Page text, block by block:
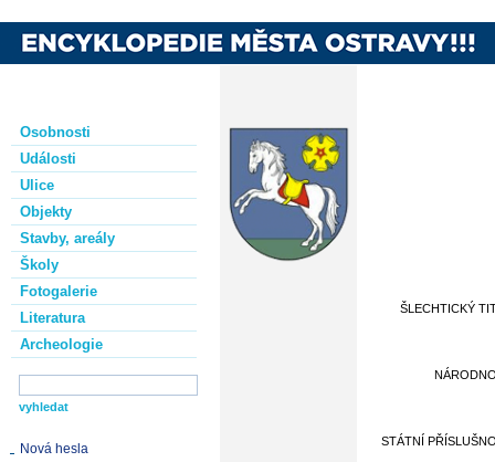
Osobnosti
Události
Ulice
Objekty
Stavby, areály
Školy
Fotogalerie
Literatura
Archeologie
Nová hesla
ŠLECHTICKÝ
STÁTNÍ